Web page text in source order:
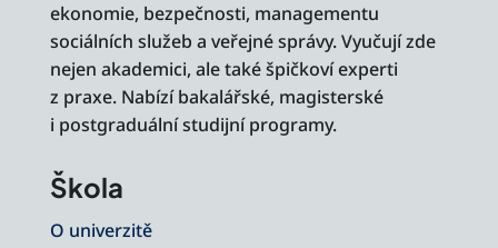
ekonomie, bezpečnosti, managementu
sociálních služeb a veřejné správy. Vyučují zde
nejen akademici, ale také špičkoví experti
z praxe. Nabízí bakalářské, magisterské
i postgraduální studijní programy.
Škola
O univerzitě